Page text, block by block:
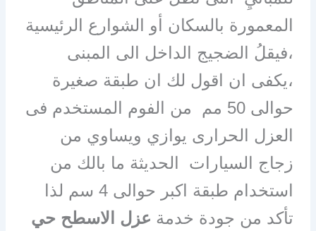
المعمورة بالسكان أو الشوارع الرئيسية
،فيقلُ الضجيج الداخل الى المبنى
،يكفى ان اقول لك ان طبقة صغيرة
حوالى 50 مم من الفوم المستخدم فى
العزل الحرارى يوازي ويساوي من
زجاج السيارات الحديثة ما بالك من
استخدام طبقة اكبر حوالى 4 سم لذا
تأكد من جودة خدمة عزل الاسطح حي